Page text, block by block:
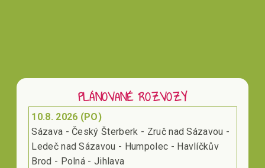
PLÁNOVANÉ ROZVOZY
10.8. 2026 (PO)
Sázava - Český Šterberk - Zruč nad Sázavou -
Ledeč nad Sázavou - Humpolec - Havlíčkův
Brod - Polná - Jihlava